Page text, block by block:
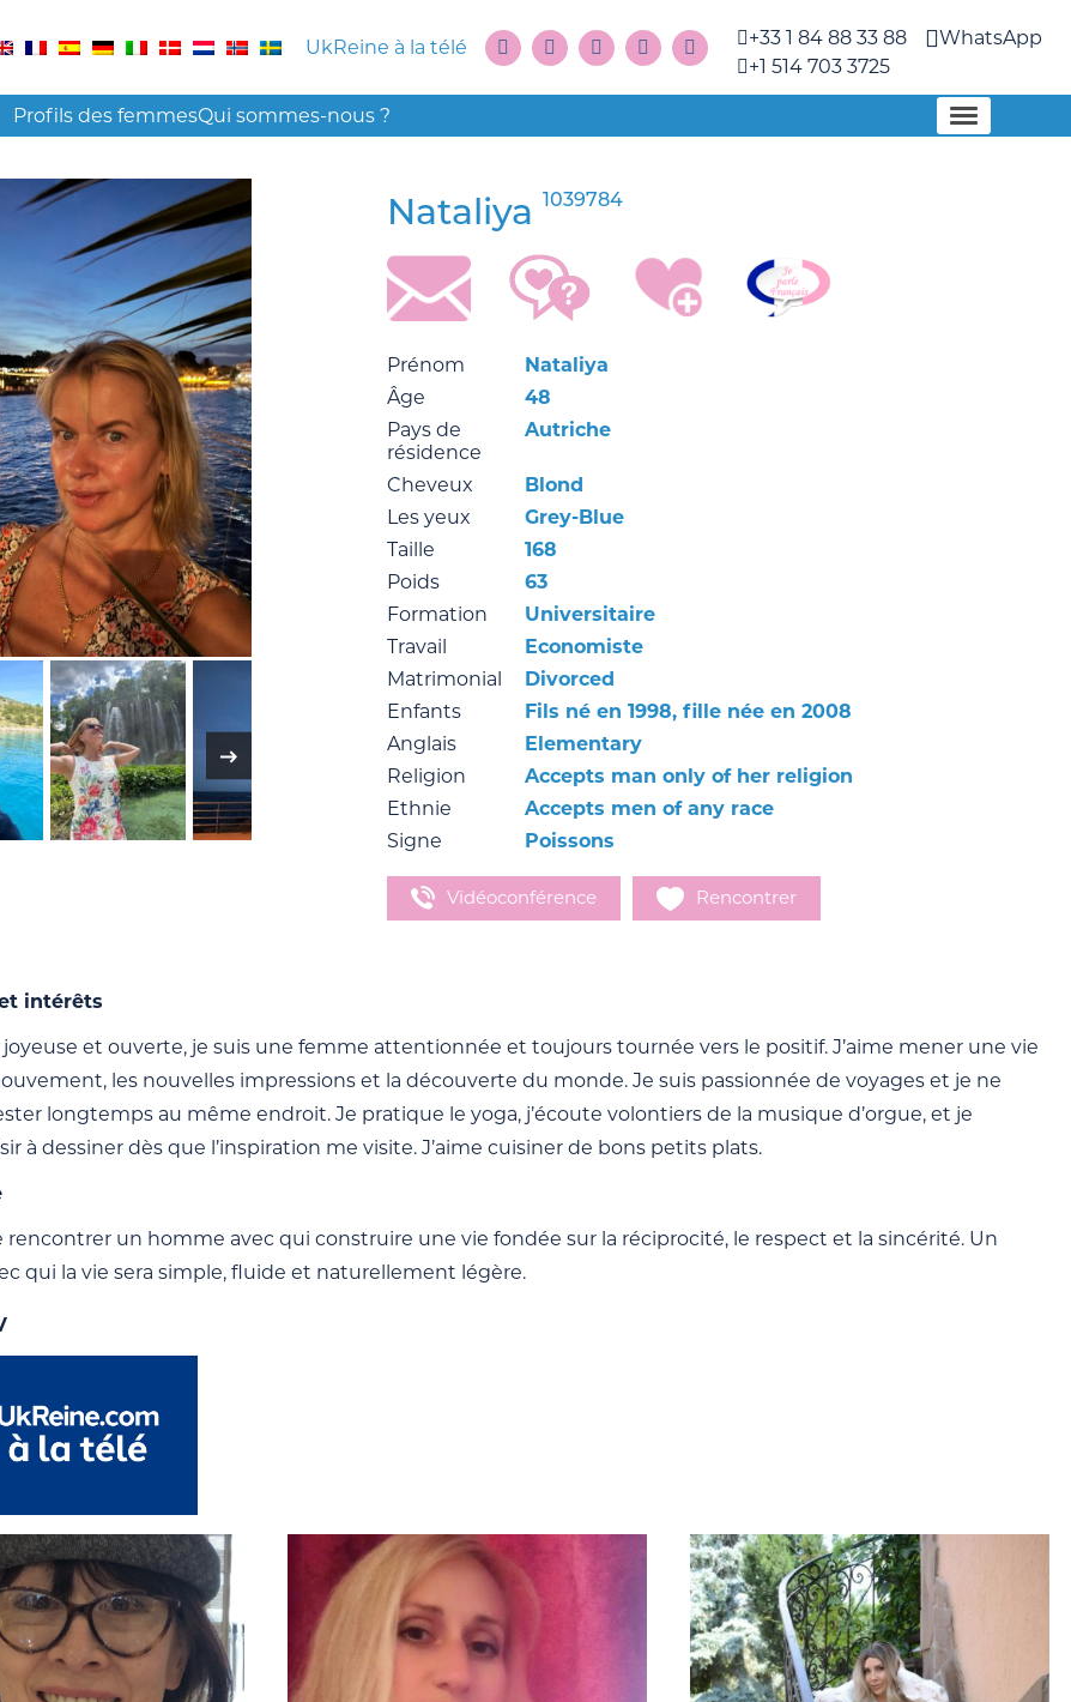
UkReine à la télé
+33 1 84 88 33 88
+1 514 703 3725
WhatsApp
Profils des femmesQui sommes-nous ?
Nataliya 1039784
Prénom
Nataliya
Âge
48
Pays de
résidence
Autriche
Cheveux
Blond
Les yeux
Grey-Blue
Taille
168
Poids
63
Formation
Universitaire
Travail
Economiste
Matrimonial
Divorced
Enfants
Fils né en 1998, fille née en 2008
Anglais
Elementary
Religion
Accepts man only of her religion
Ethnie
Accepts men of any race
Signe
Poissons
Vidéoconférence Rencontrer
intérêts
et ouverte, je suis une femme attentionnée et toujours tournée vers le positif. J’aime mener une vie
les nouvelles impressions et la découverte du monde. Je suis passionnée de voyages et je ne
longtemps au même endroit. Je pratique le yoga, j’écoute volontiers de la musique d’orgue, et je
à dessiner dès que l’inspiration me visite. J’aime cuisiner de bons petits plats.
rencontrer un homme avec qui construire une vie fondée sur la réciprocité, le respect et la sincérité. Un
qui la vie sera simple, fluide et naturellement légère.